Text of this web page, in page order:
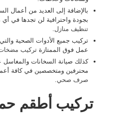
بالإضافة إلى العديد من أعمال
بجودة واحترافية لن تجدها في أي
تنظيف منازل.
تركيب جميع الأدوات الصحية
عمل فوق الممتازة تركيب
كذلك صيانة السخانات والمغاسل
محترفين ومتخصصين في كافة
صرف صحي.
تركيب أطقم